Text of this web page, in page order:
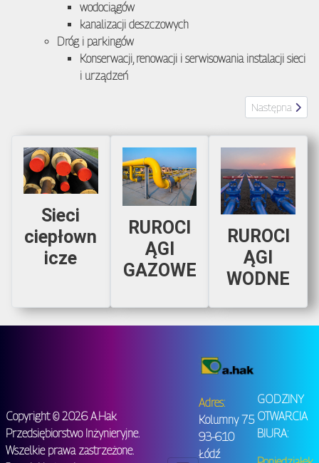
wodociągów
kanalizacji deszczowych
Dróg i parkingów
Konserwacji, renowacji i serwisowania instalacji sieci
i urządzeń
Następna
Następna
Sieci
ciepłown
icze
RUROCI
ĄGI
GAZOWE
RUROCI
ĄGI
WODNE
Copyright © 2026 A.Hak
Przedsiębiorstwo Inżynieryjne.
Wszelkie prawa zastrzeżone.
Adres:
Kolumny 75
93-610
Łódź
GODZINY
OTWARCIA
BIURA: